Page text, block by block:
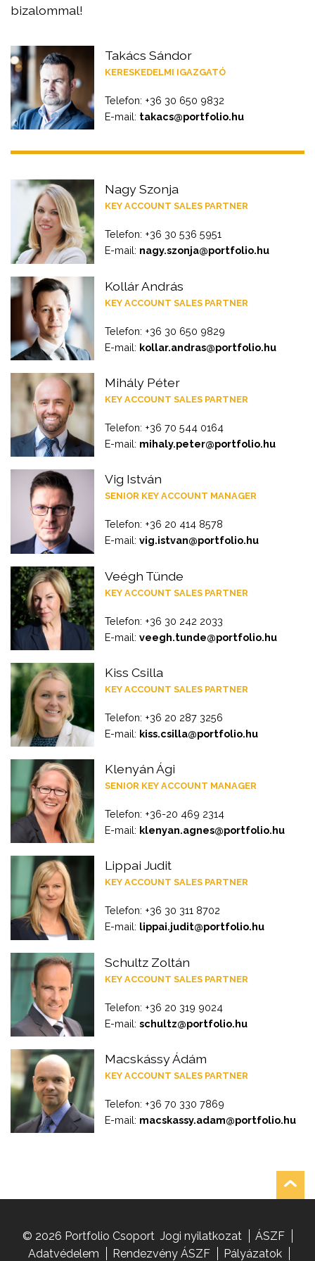
bizalommal!
Takács Sándor
KERESKEDELMI IGAZGATÓ
Telefon: +36 30 650 9832
E-mail: takacs@portfolio.hu
Nagy Szonja
KEY ACCOUNT SALES PARTNER
Telefon: +36 30 536 5951
E-mail: nagy.szonja@portfolio.hu
Kollár András
KEY ACCOUNT SALES PARTNER
Telefon: +36 30 650 9829
E-mail: kollar.andras@portfolio.hu
Mihály Péter
KEY ACCOUNT SALES PARTNER
Telefon: +36 70 544 0164
E-mail: mihaly.peter@portfolio.hu
Vig István
SENIOR KEY ACCOUNT MANAGER
Telefon: +36 20 414 8578
E-mail:vig.istvan@portfolio.hu
Veégh Tünde
KEY ACCOUNT SALES PARTNER
Telefon: +36 30 242 2033
E-mail:veegh.tunde@portfolio.hu
Kiss Csilla
KEY ACCOUNT SALES PARTNER
Telefon: +36 20 287 3256
E-mail: kiss.csilla@portfolio.hu
Klenyán Ági
SENIOR KEY ACCOUNT MANAGER
Telefon: +36-20 469 2314
E-mail: klenyan.agnes@portfolio.hu
Lippai Judit
KEY ACCOUNT SALES PARTNER
Telefon: +36 30 311 8702
E-mail: lippai.judit@portfolio.hu
Schultz Zoltán
KEY ACCOUNT SALES PARTNER
Telefon: +36 20 319 9024
E-mail:schultz@portfolio.hu
Macskássy Ádám
KEY ACCOUNT SALES PARTNER
Telefon: +36 70 330 7869
E-mail: macskassy.adam@portfolio.hu
© 2026 Portfolio Csoport Jogi nyilatkozat
ÁSZF
Adatvédelem
Rendezvény ÁSZF
Pályázatok